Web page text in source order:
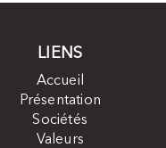
LIENS
Accueil
Présentation
Sociétés
Valeurs